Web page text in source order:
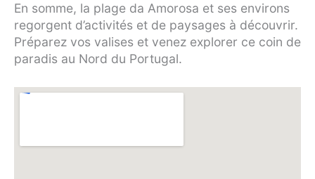
En somme, la plage da Amorosa et ses environs
regorgent d’activités et de paysages à découvrir.
Préparez vos valises et venez explorer ce coin de
paradis au Nord du Portugal.